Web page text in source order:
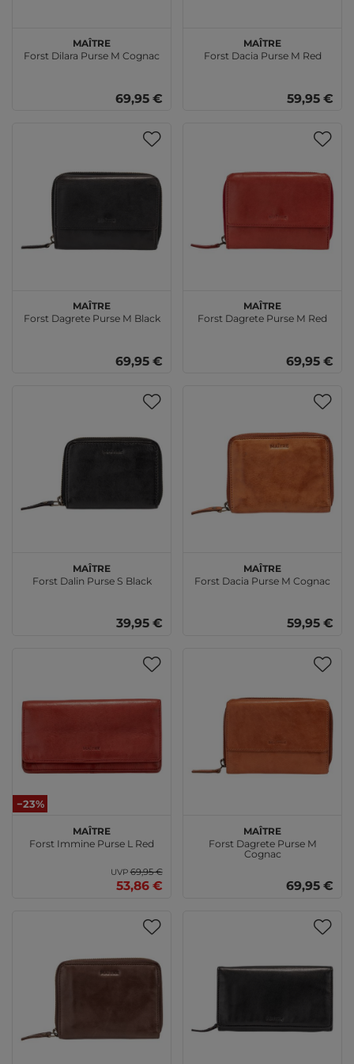
Maître
Forst Dilara Purse M Cognac
69,95 €
Maître
Forst Dacia Purse M Red
59,95 €
Maître
Forst Dagrete Purse M Black
69,95 €
Maître
Forst Dagrete Purse M Red
69,95 €
Maître
Forst Dalin Purse S Black
39,95 €
Maître
Forst Dacia Purse M Cognac
59,95 €
−23%
Maître
Forst Immine Purse L Red
UVP69,95 €
53,86 €
Maître
Forst Dagrete Purse M
Cognac
69,95 €